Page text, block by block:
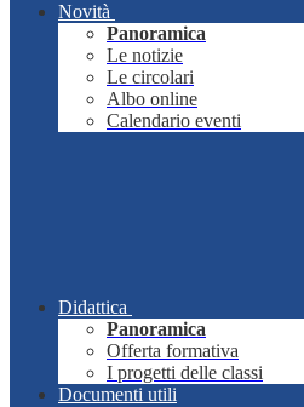
Novità
Panoramica
Le notizie
Le circolari
Albo online
Calendario eventi
Didattica
Panoramica
Offerta formativa
I progetti delle classi
Documenti utili